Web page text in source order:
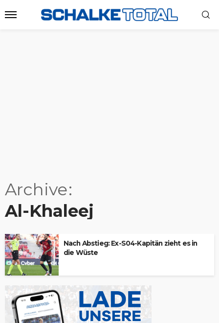
Archive
Al-Khaleej
Nach Abstieg: Ex-S04-Kapitän zieht es in
die Wüste